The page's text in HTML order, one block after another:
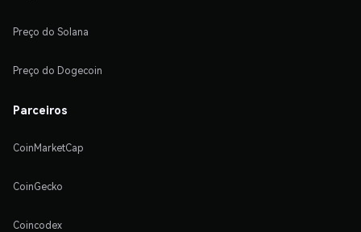
Preço do Solana
Preço do Dogecoin
Parceiros
CoinMarketCap
CoinGecko
Coincodex